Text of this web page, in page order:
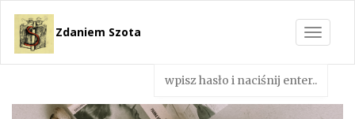
Toggle
Zdaniem Szota